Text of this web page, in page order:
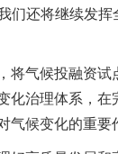
还将继续发
气候投融资试
治理体系，
候变化的重要